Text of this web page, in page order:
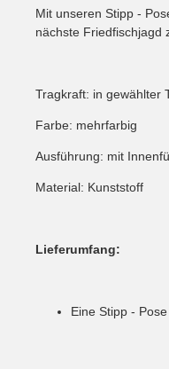
Mit unseren Stipp -
nächste Friedfischjagd
Tragkraft: in gewählter
Farbe: mehrfarbig
Ausführung: mit
Material: Kunststoff
Lieferumfang:
Eine Stipp -